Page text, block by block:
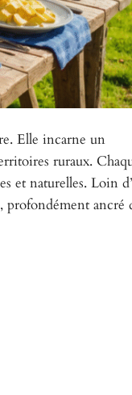
Elle incarne un
ruraux.
et naturelles. Loin
profondément ancré